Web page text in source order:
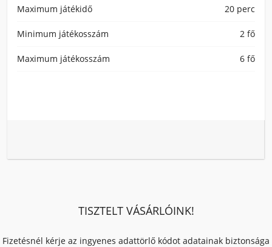
Maximum játékidő 20 perc
Minimum játékosszám 2 fő
Maximum játékosszám 6 fő
TISZTELT VÁSÁRLÓINK!
Fizetésnél kérje az ingyenes adattörlő kódot adatainak biztonsága